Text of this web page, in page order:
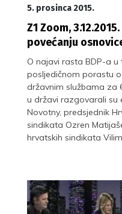
5. prosinca 2015.
Z1 Zoom,
povećanju
O najavi rasta BDP-a u
posljedičnom porastu
državnim službama za
u državi razgovarali su
Novotny, predsjednik
sindikata Ozren
hrvatskih sindikata Vilim